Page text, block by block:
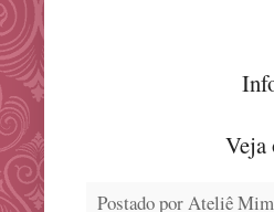
Veja
Postado porAteliê